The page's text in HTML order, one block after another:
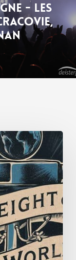
- Les